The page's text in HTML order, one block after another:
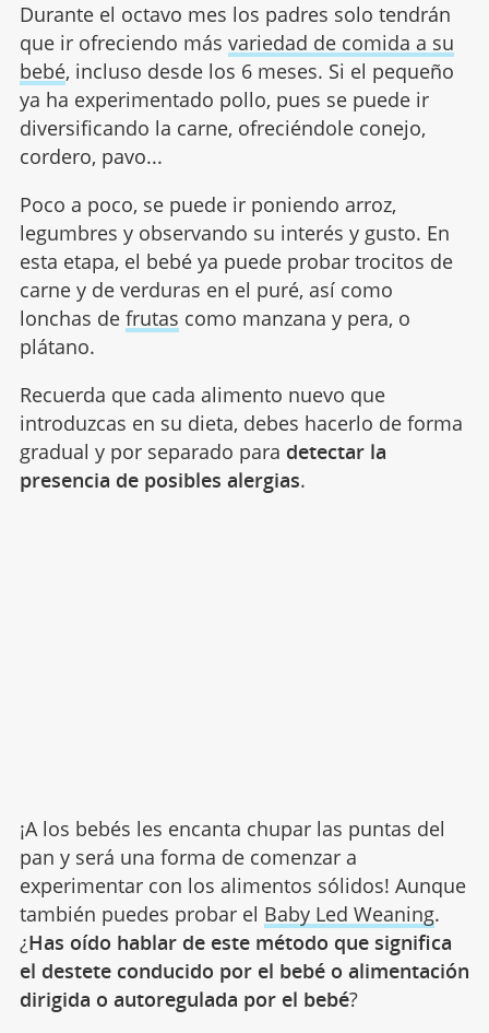
Durante el octavo mes los padres solo tendrán
que ir ofreciendo más variedad de comida a su
bebé, incluso desde los 6 meses. Si el pequeño
ya ha experimentado pollo, pues se puede ir
diversificando la carne, ofreciéndole conejo,
cordero, pavo...
Poco a poco, se puede ir poniendo arroz,
legumbres y observando su interés y gusto. En
esta etapa, el bebé ya puede probar trocitos de
carne y de verduras en el puré, así como
lonchas de frutas como manzana y pera, o
plátano.
Recuerda que cada alimento nuevo que
introduzcas en su dieta, debes hacerlo de forma
gradual y por separado para detectar la
presencia de posibles alergias.
¡A los bebés les encanta chupar las puntas del
pan y será una forma de comenzar a
experimentar con los alimentos sólidos! Aunque
también puedes probar el Baby Led Weaning.
¿Has oído hablar de este método que significa
el destete conducido por el bebé o alimentación
dirigida o autoregulada por el bebé?